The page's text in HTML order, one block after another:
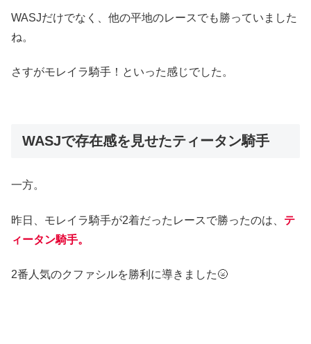
WASJだけでなく、他の平地のレースでも勝っていました
ね。
さすがモレイラ騎手！といった感じでした。
WASJで存在感を見せたティータン騎手
一方。
昨日、モレイラ騎手が2着だったレースで勝ったのは、 テ
ィータン騎手。
2番人気のクファシルを勝利に導きました🌝